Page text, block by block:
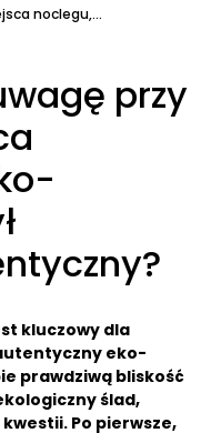
noclegu,...
przy
kluczowy dla
eko-
prawdziwą bliskość
ślad,
Po pierwsze,